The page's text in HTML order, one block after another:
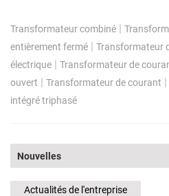
Transformateur combiné |
entièrement fermé | Transformateur
électrique | Transformateur de
ouvert | Transformateur de courant |
intégré triphasé
Nouvelles
Actualités de l'entreprise